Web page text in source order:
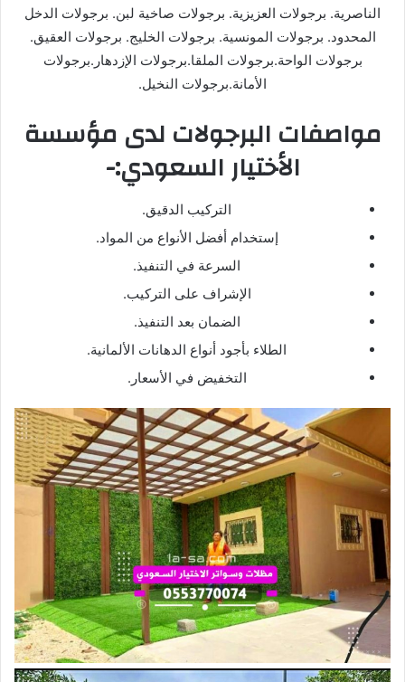
الناصرية. برجولات العزيزية. برجولات صاخية لبن. برجولات الدخل
المحدود. برجولات المونسية. برجولات الخليج. برجولات العقيق.
برجولات الواحة.برجولات الملقا.برجولات الإزدهار.برجولات
الأمانة.برجولات النخيل.
مواصفات البرجولات لدى مؤسسة
الأختيار السعودي:-
التركيب الدقيق.
إستخدام أفضل الأنواع من المواد.
السرعة في التنفيذ.
الإشراف على التركيب.
الضمان بعد التنفيذ.
الطلاء بأجود أنواع الدهانات الألمانية.
التخفيض في الأسعار.